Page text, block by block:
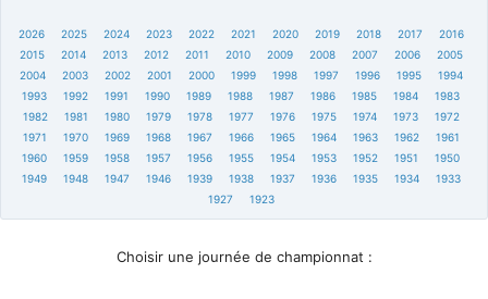
2026 2025 2024 2023 2022 2021 2020 2019 2018 2017
2016
2015
2014 2013 2012 2011 2010 2009 2008 2007 2006
2005
2004
2003 2002 2001 2000 1999 1998 1997 1996 1995
1994
1993
1992 1991 1990 1989 1988 1987 1986 1985 1984
1983
1982
1981 1980 1979 1978 1977 1976 1975 1974 1973
1972
1971
1970 1969 1968 1967 1966 1965 1964 1963 1962
1961
1960
1959 1958 1957 1956 1955 1954 1953 1952 1951
1950
1949
1948 1947 1946 1939 1938 1937 1936 1935 1934
1933
1927
1923
Choisir une journée de championnat :